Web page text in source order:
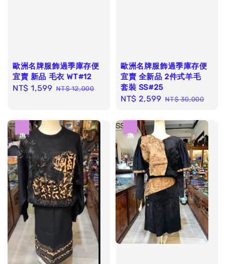
歐洲名牌服飾過季庫存便
宜賣 新品 毛衣 WT#12
Sale
NT$ 1,599 Regular
NT$ 12,000
歐洲名牌服飾過季庫存便
宜賣 全新品 2件式羊毛
套裝 SS#25
Sale
NT$ 2,599 Regular
NT$ 30,000